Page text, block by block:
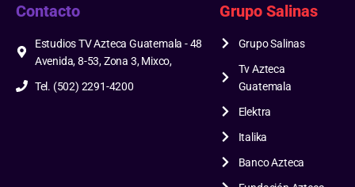
Contacto
Estudios TV Azteca Guatemala - 48
Avenida, 8-53, Zona 3, Mixco,
Tel. (502) 2291-4200
Grupo Salinas
Grupo Salinas
Tv Azteca
Guatemala
Elektra
Italika
Banco Azteca